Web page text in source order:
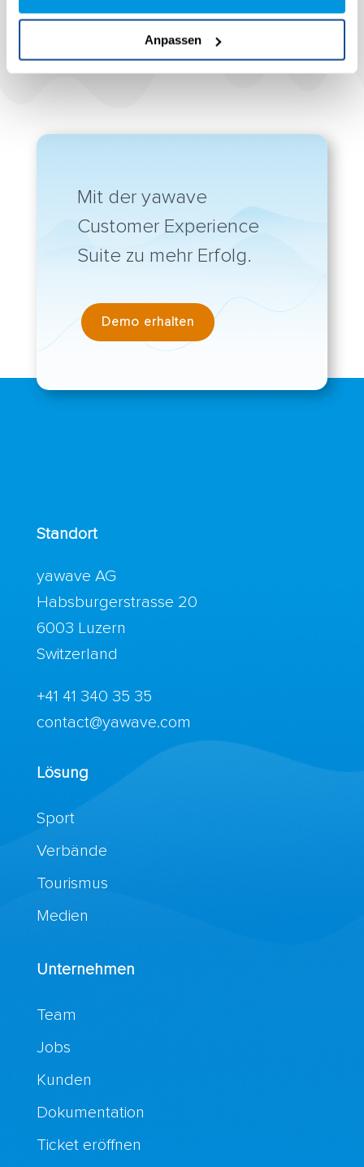
Anpassen
Mit der yawave
Customer Experience
Suite zu mehr Erfolg.
Demo erhalten
Standort
yawave AG
Habsburgerstrasse 20
6003 Luzern
Switzerland
+41 41 340 35 35
contact@yawave.com
Lösung
Sport
Verbände
Tourismus
Medien
Unternehmen
Team
Jobs
Kunden
Dokumentation
Ticket eröffnen